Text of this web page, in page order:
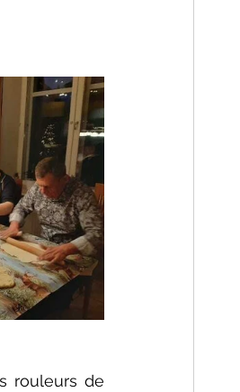
rouleurs de